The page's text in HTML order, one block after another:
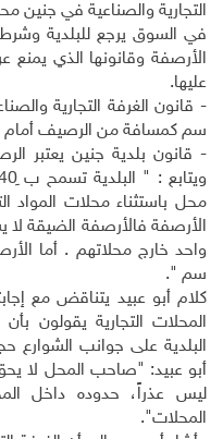
التجارية والصناعية في جنين
في السوق يرجع للبلدية
الأرصفة وقانونها الذي يمنع
عليها.
سم كمسافة من الرصيف أمام
- قانون بلدية جنين يعتبر
محل باستثناء محلات المواد
الأرصفة فالأرصفة الضيقة لا
سم ".
كلام أبو عبيد يتناقض مع
المحلات التجارية يقولون
البلدية على جوانب الشوارع
أبو عبيد: "صاحب المحل لا
ليس عذراً، حدوده داخل
المحلات".